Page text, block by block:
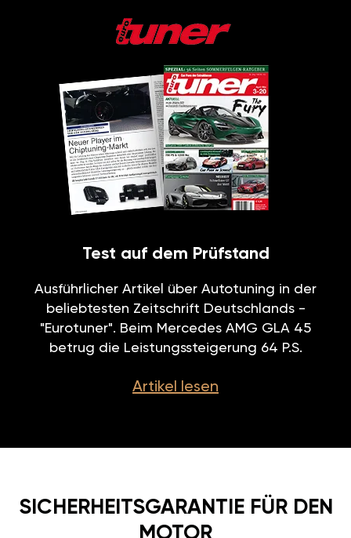
Test auf dem Prüfstand
Ausführlicher Artikel über Autotuning in der
beliebtesten Zeitschrift Deutschlands -
"Eurotuner". Beim Mercedes AMG GLA 45
betrug die Leistungssteigerung 64 P.S.
Artikel lesen
SICHERHEITSGARANTIE FÜR DEN
MOTOR